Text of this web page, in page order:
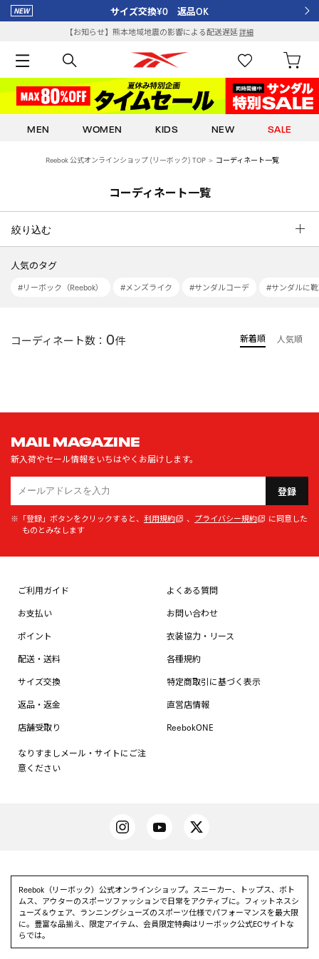
サイズ交換¥0 返品OK
【お知らせ】熊本地域地震の影響による配送遅延詳細
MEN WOMEN KIDS NEW SALE
Reebok 公式オンラインショップ (リーボック) TOP コーディネート一覧
コーディネート一覧
絞り込む
人気のタグ
#リーボック（Reebok） #メンズライク #サンダルコーデ #サンダルに
コーディネート数： 0件 新着順 人気順
MAIL MAGAZINE
新入荷やセール情報をいちはやくお届けします。
登録
※「登録」ボタンをクリックすると、 利用規約 、 プライバシー規約
に同意した
ものとみなします
ご利用ガイド
お支払い
ポイント
配送・送料
サイズ交換
返品・返金
店舗受取り
なりすましメール・サイトにご注
意ください
よくある質問
お問い合わせ
衣装協力・リース
各種規約
特定商取引に基づく表示
直営店情報
ReebokONE
Reebok（リーボック）公式オンラインショップ。スニーカー、トップス、ボト
ムス、アウターのスポーツファッションで日常をアクティブに。フィットネスシ
ューズ＆ウェア、ランニングシューズのスポーツ仕様でパフォーマンスを最大限
に。豊富な品揃え、限定アイテム、会員限定特典はリーボック公式ECサイトな
らでは。